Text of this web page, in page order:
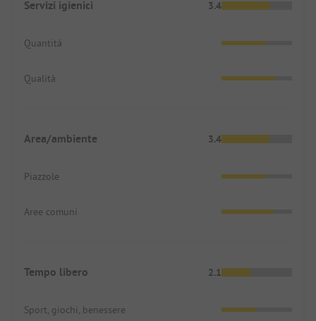
Servizi igienici 3.4
Quantità
Qualità
Area/ambiente 3.4
Piazzole
Aree comuni
Tempo libero 2.1
Sport, giochi, benessere